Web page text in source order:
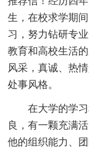
生，在校求学期
习，努力钻研专
教育和高校生活
风采，真诚、热
处事风格。
在大学的学
良，有一颗充满
他的组织能力、